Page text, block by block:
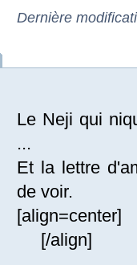
Dernière
Le Neji qui
...
Et la lettre
de voir.
[/align]